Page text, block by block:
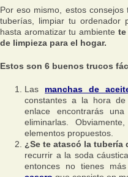
Por eso mismo, estos
tuberías, limpiar tu ordenador
hasta aromatizar tu ambiente te
de limpieza para el hogar.
Estos son 6 buenos trucos
Las manchas de
constantes a la hora
enlace encontrarás
eliminarlas. Obviamente,
elementos propuestos.
¿Se te atascó la
recurrir a la soda
entonces no tienes